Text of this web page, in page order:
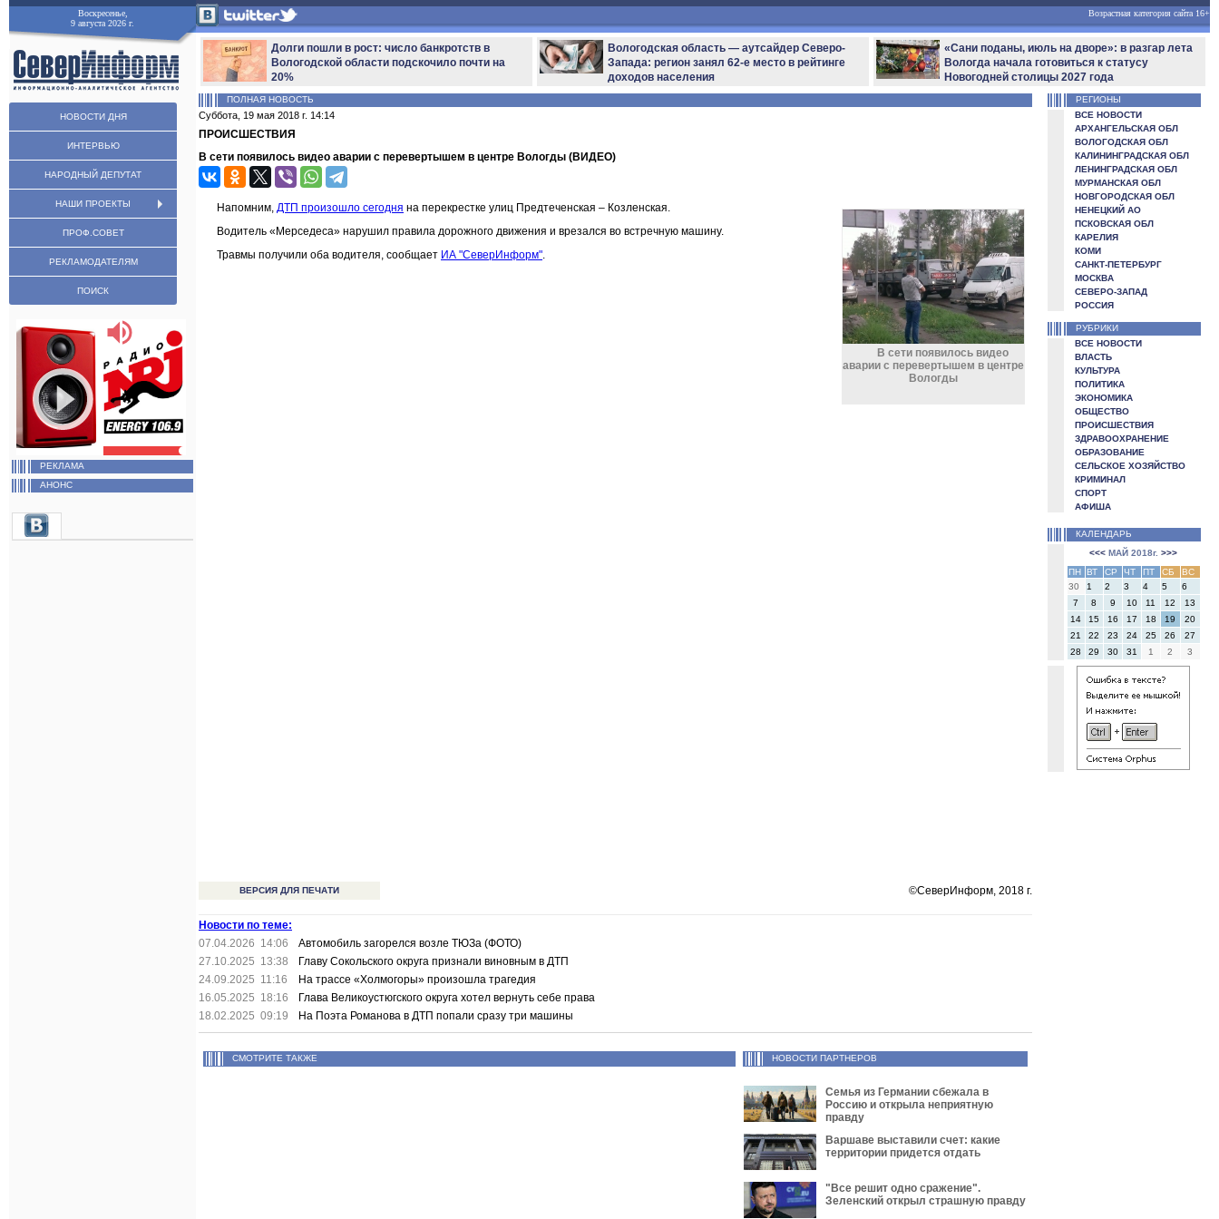
Воскресенье,
9 августа 2026 г.
НОВОСТИ ДНЯ
ИНТЕРВЬЮ
НАРОДНЫЙ ДЕПУТАТ
НАШИ ПРОЕКТЫ
ПРОФ.СОВЕТ
РЕКЛАМОДАТЕЛЯМ
ПОИСК
РЕКЛАМА
АНОНС
Возрастная категория сайта 16+
Долги пошли в рост: число банкротств в
Вологодской области подскочило почти на
20%
Вологодская область — аутсайдер Северо-
Запада: регион занял 62-е место в рейтинге
доходов населения
«Сани поданы, июль на дворе»: в разгар лета
Вологда начала готовиться к статусу
Новогодней столицы 2027 года
ПОЛНАЯ НОВОСТЬ
Суббота, 19 мая 2018 г. 14:14
ПРОИСШЕСТВИЯ
В сети появилось видео аварии с перевертышем в центре Вологды (ВИДЕО)
В сети появилось видео
аварии с перевертышем в центре
Вологды
Напомним, ДТП произошло сегодня на перекрестке улиц Предтеченская – Козленская.
Водитель «Мерседеса» нарушил правила дорожного движения и врезался во встречную машину.
Травмы получили оба водителя, сообщает ИА "СеверИнформ".
ВЕРСИЯ ДЛЯ ПЕЧАТИ ©СеверИнформ, 2018 г.
Новости по теме:
07.04.2026 14:06
Автомобиль загорелся возле ТЮЗа (ФОТО)
27.10.2025 13:38
Главу Сокольского округа признали виновным в ДТП
24.09.2025 11:16
На трассе «Холмогоры» произошла трагедия
16.05.2025 18:16
Глава Великоустюгского округа хотел вернуть себе права
18.02.2025 09:19
На Поэта Романова в ДТП попали сразу три машины
СМОТРИТЕ ТАКЖЕ НОВОСТИ ПАРТНЕРОВ
Семья из Германии сбежала в
Россию и открыла неприятную
правду
Варшаве выставили счет: какие
территории придется отдать
"Все решит одно сражение".
Зеленский открыл страшную правду
РЕГИОНЫ
ВСЕ НОВОСТИ
АРХАНГЕЛЬСКАЯ ОБЛ
ВОЛОГОДСКАЯ ОБЛ
КАЛИНИНГРАДСКАЯ ОБЛ
ЛЕНИНГРАДСКАЯ ОБЛ
МУРМАНСКАЯ ОБЛ
НОВГОРОДСКАЯ ОБЛ
НЕНЕЦКИЙ АО
ПСКОВСКАЯ ОБЛ
КАРЕЛИЯ
КОМИ
САНКТ-ПЕТЕРБУРГ
МОСКВА
СЕВЕРО-ЗАПАД
РОССИЯ
РУБРИКИ
ВСЕ НОВОСТИ
ВЛАСТЬ
КУЛЬТУРА
ПОЛИТИКА
ЭКОНОМИКА
ОБЩЕСТВО
ПРОИСШЕСТВИЯ
ЗДРАВООХРАНЕНИЕ
ОБРАЗОВАНИЕ
СЕЛЬСКОЕ ХОЗЯЙСТВО
КРИМИНАЛ
СПОРТ
АФИША
КАЛЕНДАРЬ
<<< МАЙ 2018г. >>>
ПН
ВТ СР ЧТ ПТ СБ
ВС
30
1 2 3 4 5
6
7
8 9 10 11 12
13
14
15 16 17 18 19
20
21
22 23 24 25 26
27
28
29 30 31 1 2 3